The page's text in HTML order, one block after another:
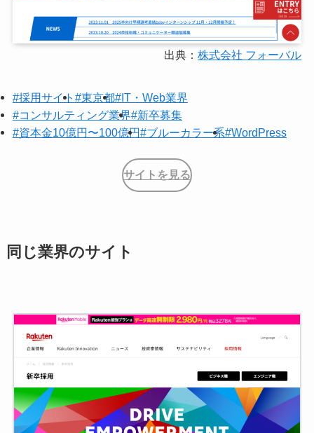
出典：株式会社 フォーバル
#採用サイト #東京都#IT・Web業界
#コンサルティング業界#新卒募集
#資本金10億円〜100億円#ブルーカラー系#WordPress
サイトを見る
同じ業界のサイト